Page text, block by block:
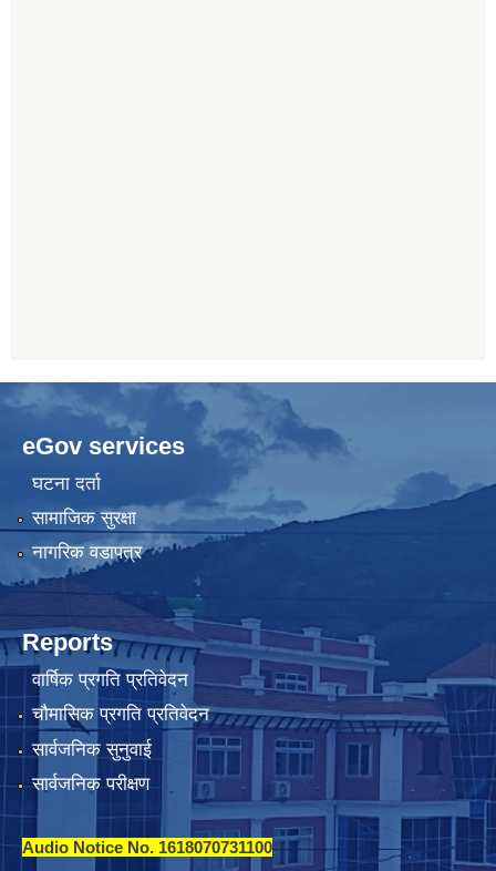
eGov services
घटना दर्ता
सामाजिक सुरक्षा
नागरिक वडापत्र
Reports
वार्षिक प्रगति प्रतिवेदन
चौमासिक प्रगति प्रतिवेदन
सार्वजनिक सुनुवाई
सार्वजनिक परीक्षण
Audio Notice No. 1618070731100